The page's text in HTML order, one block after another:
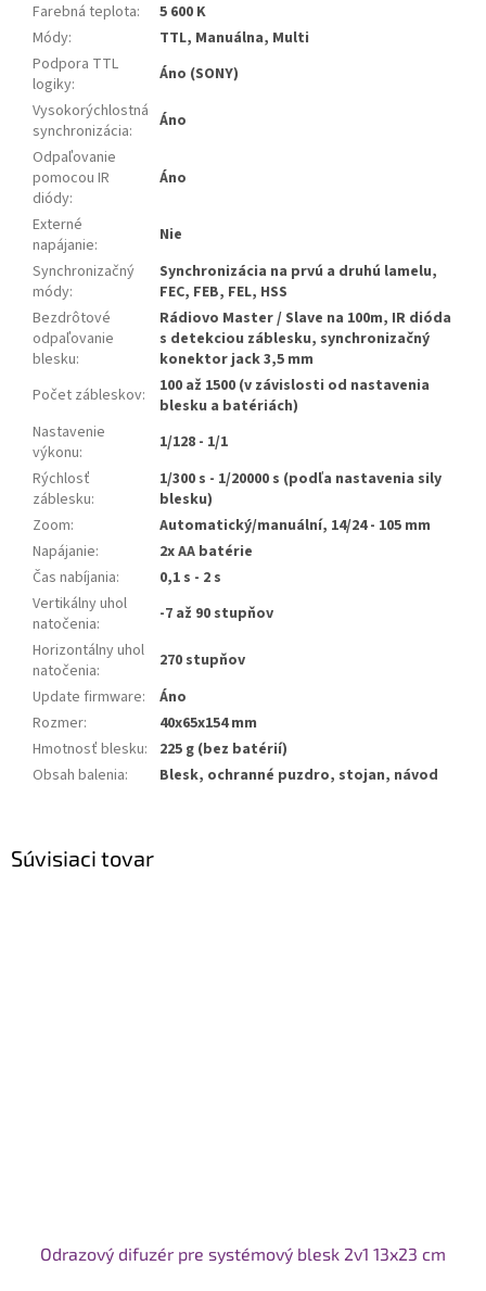
Súvisiaci tovar
Odrazový difuzér pre systémový blesk 2v1 13x23 cm
Farebná teplota:
5 600 K
Módy:
TTL, Manuálna, Multi
Podpora TTL
logiky:
Áno (SONY)
Vysokorýchlostná
synchronizácia:
Áno
Odpaľovanie
pomocou IR
diódy:
Áno
Externé
napájanie:
Nie
Synchronizačný
módy:
Synchronizácia na prvú a druhú lamelu,
FEC, FEB, FEL, HSS
Bezdrôtové
odpaľovanie
blesku:
Rádiovo Master / Slave na 100m, IR dióda
s detekciou záblesku, synchronizačný
konektor jack 3,5 mm
Počet zábleskov:
100 až 1500 (v závislosti od nastavenia
blesku a batériách)
Nastavenie
výkonu:
1/128 - 1/1
Rýchlosť
záblesku:
1/300 s - 1/20000 s (podľa nastavenia sily
blesku)
Zoom:
Automatický/manuální, 14/24 - 105 mm
Napájanie:
2x AA batérie
Čas nabíjania:
0,1 s - 2 s
Vertikálny uhol
natočenia:
-7 až 90 stupňov
Horizontálny uhol
natočenia:
270 stupňov
Update firmware:
Áno
Rozmer:
40x65x154 mm
Hmotnosť blesku:
225 g (bez batérií)
Obsah balenia: Blesk, ochranné puzdro, stojan, návod